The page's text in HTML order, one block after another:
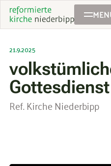
21.9.2025
Ref. Kirche Niederbipp